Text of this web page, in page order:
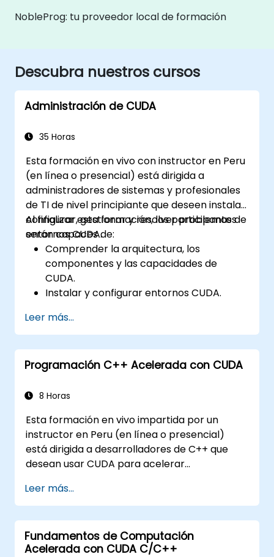
NobleProg: tu proveedor local de formación
Descubra nuestros cursos
Administración de CUDA
35 Horas
Esta formación en vivo con instructor en Peru
(en línea o presencial) está dirigida a
administradores de sistemas y profesionales
de TI de nivel principiante que deseen instalar,
configurar, gestionar y resolver problemas de
entornos CUDA.
Al finalizar esta formación, los participantes
serán capaces de:
Comprender la arquitectura, los
componentes y las capacidades de
CUDA.
Instalar y configurar entornos CUDA.
CUDA.
Depurar y resolver problemas comunes
de CUDA.
Leer más...
Programación C++ Acelerada con CUDA
8 Horas
Esta formación en vivo impartida por un
instructor en Peru (en línea o presencial)
está dirigida a desarrolladores de C++ que
desean usar CUDA para acelerar
rendimiento y aprovechar bibliotecas de
algoritmos paralelos para cargas de trabajo
de computación científica, procesamiento de
datos y aprendizaje automático.
Leer más...
Fundamentos de Computación
Acelerada con CUDA C/C++